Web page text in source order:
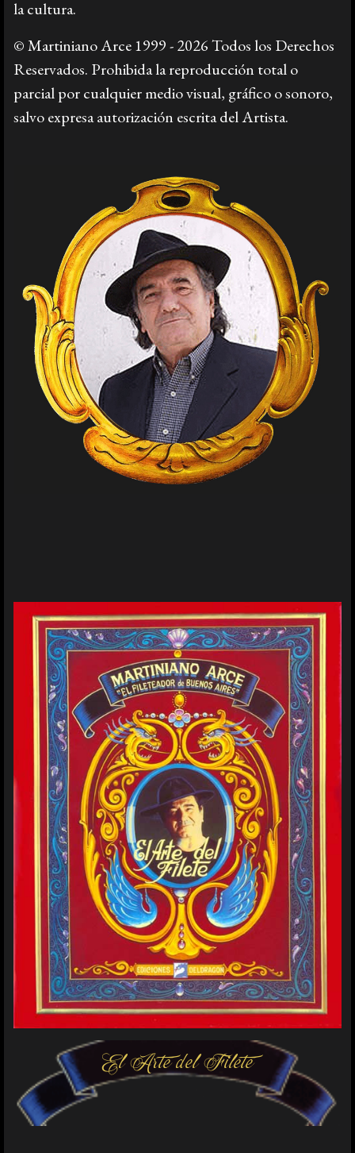
la cultura.
© Martiniano Arce 1999 - 2026 Todos los Derechos
Reservados. Prohibida la reproducción total o
parcial por cualquier medio visual, gráfico o sonoro,
salvo expresa autorización escrita del Artista.
El Arte del Filete